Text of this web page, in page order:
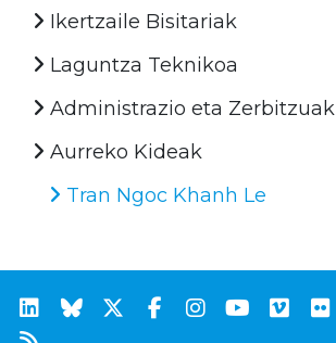
Ikertzaile Bisitariak
Laguntza Teknikoa
Administrazio eta Zerbitzuak
Aurreko Kideak
Tran Ngoc Khanh Le